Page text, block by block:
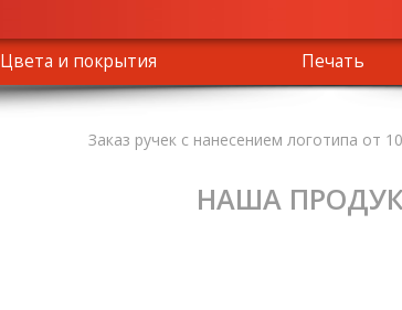
Цвета и покрытия Печать
Заказ ручек с нанесением логотипа от
НАША